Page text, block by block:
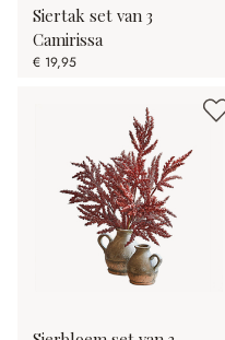
Siertak set van 3
Camirissa
€ 19,95